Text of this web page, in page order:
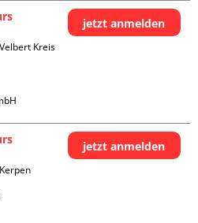
Kreis
jetzt anmelden
jetzt anmelden